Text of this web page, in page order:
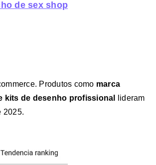
de sex shop
Produtos como marca
kits de desenho profissional
lideram
2025.